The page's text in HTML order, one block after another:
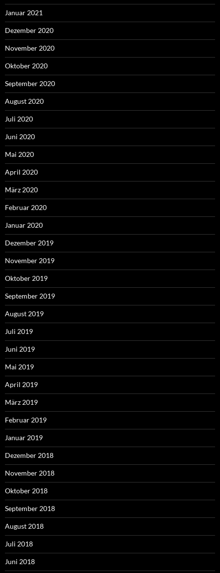
Januar 2021
Dezember 2020
November 2020
Oktober 2020
September 2020
August 2020
Juli 2020
Juni 2020
Mai 2020
April 2020
März 2020
Februar 2020
Januar 2020
Dezember 2019
November 2019
Oktober 2019
September 2019
August 2019
Juli 2019
Juni 2019
Mai 2019
April 2019
März 2019
Februar 2019
Januar 2019
Dezember 2018
November 2018
Oktober 2018
September 2018
August 2018
Juli 2018
Juni 2018